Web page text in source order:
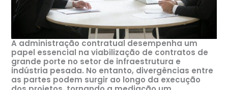
A administração contratual desempenha um
papel essencial na viabilização de contratos de
grande porte no setor de infraestrutura e
indústria pesada. No entanto, divergências entre
as partes podem surgir ao longo da execução